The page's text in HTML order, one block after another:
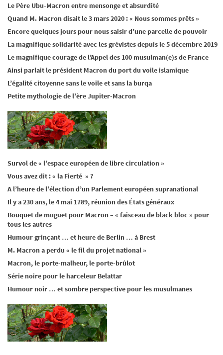
Le Père Ubu-Macron entre mensonge et absurdité
Quand M. Macron disait le 3 mars 2020 : « Nous sommes prêts »
Encore quelques jours pour nous saisir d’une parcelle de pouvoir
La magnifique solidarité avec les grévistes depuis le 5 décembre 2019
Le magnifique courage de l’Appel des 100 musulman(e)s de France
Ainsi parlait le président Macron du port du voile islamique
L’égalité citoyenne sans le voile et sans la burqa
Petite mythologie de l’ère Jupiter-Macron
Survol de « l’espace européen de libre circulation »
Vous avez dit : « la Fierté » ?
A l’heure de l’élection d’un Parlement européen supranational
Il y a 230 ans, le 4 mai 1789, réunion des États généraux
Bouquet de muguet pour Macron – « faisceau de black bloc » pour
tous les autres
Humour grinçant … et heure de Berlin … à Brest
M. Macron a perdu « le fil du projet national »
Macron, le porte-malheur, le porte-brûlot
Série noire pour le harceleur Belattar
Humour noir … et sombre perspective pour les musulmanes